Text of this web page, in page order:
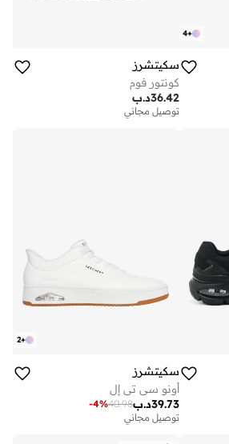
+
4
سكيتشرز
كونتور فوم
د.ب36.42
توصيل مجاني
+
2
سكيتشرز
أونو سي تي إل
د.ب39.73
40.98
-4%
توصيل مجاني